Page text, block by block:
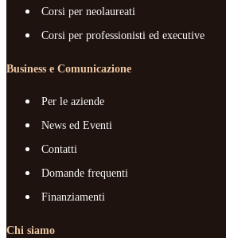
Corsi per neolaureati
Corsi per professionisti ed executive
Business e Comunicazione
Per le aziende
News ed Eventi
Contatti
Domande frequenti
Finanziamenti
Chi siamo